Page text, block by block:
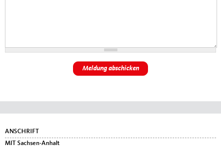
Fußbereich
ANSCHRIFT
MIT Sachsen-Anhalt